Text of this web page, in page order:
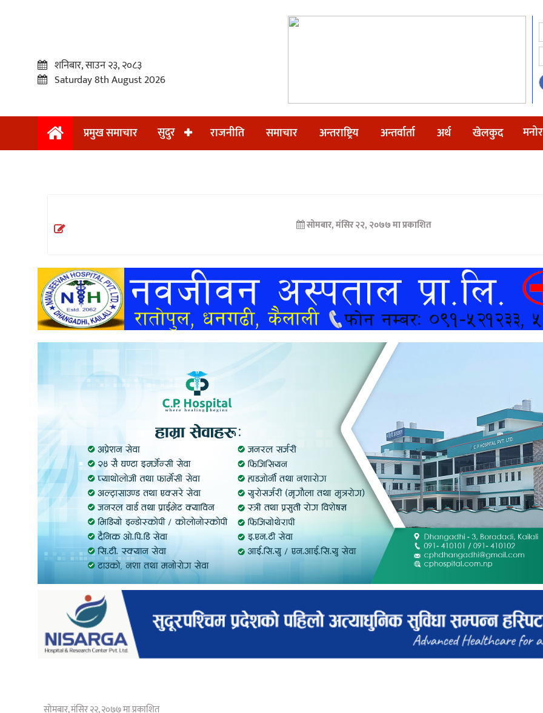
प्रमुख
अन्तराष्ट्रिय
अन्तर्वार्ता
खेलकुद
शनिबार, साउन २३, २०८३
Saturday 8th August 2026
प्रमुख समाचार सुदुर राजनीति समाचार अन्तराष्ट्रिय अन्तर्वार्ता अर्थ खेलकुद
सोमबार, मंसिर २२, २०७७ मा प्रकाशित
सोमबार, मंसिर २२, २०७७ मा प्रकाशित